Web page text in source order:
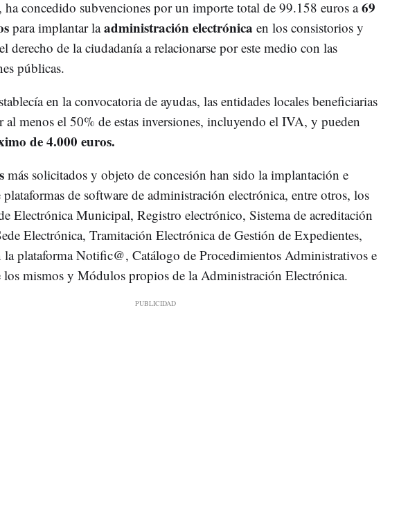
ha concedido subvenciones por un importe total de 99.158 euros a69
para implantar laadministración electrónica en los consistorios y
derecho de la ciudadanía a relacionarse por este medio con las
públicas.
en la convocatoria de ayudas, las entidades locales beneficiarias
al menos el 50% de estas inversiones, incluyendo el IVA, y pueden
de 4.000 euros.
más solicitados y objeto de concesión han sido la implantación e
de software de administración electrónica, entre otros, los
Electrónica Municipal, Registro electrónico, Sistema de acreditación
Electrónica, Tramitación Electrónica de Gestión de Expedientes,
la plataforma Notific@, Catálogo de Procedimientos Administrativos e
los mismos y Módulos propios de la Administración Electrónica.